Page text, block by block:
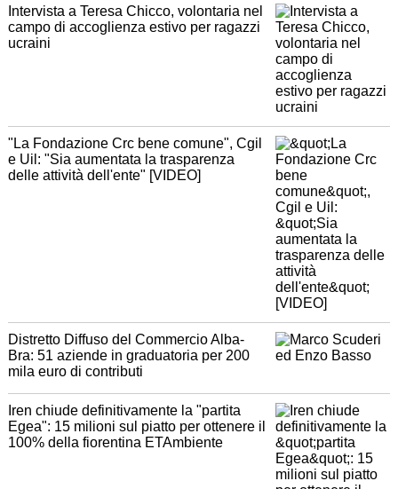
Intervista a Teresa Chicco, volontaria nel
campo di accoglienza estivo per ragazzi
ucraini
"La Fondazione Crc bene comune", Cgil
e Uil: "Sia aumentata la trasparenza
delle attività dell'ente" [VIDEO]
Distretto Diffuso del Commercio Alba-
Bra: 51 aziende in graduatoria per 200
mila euro di contributi
Iren chiude definitivamente la "partita
Egea": 15 milioni sul piatto per ottenere il
100% della fiorentina ETAmbiente